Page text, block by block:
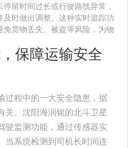
停留时间过长或行驶路线异常，
时做出调整。这种实时追踪功
货物丢失、被盗等风险，为物
保障运输安全
过程中的一大安全隐患，据
关。沈阳海润铭的北斗卫星
驶监测功能，通过传感器实
当系统检测到司机长时间连